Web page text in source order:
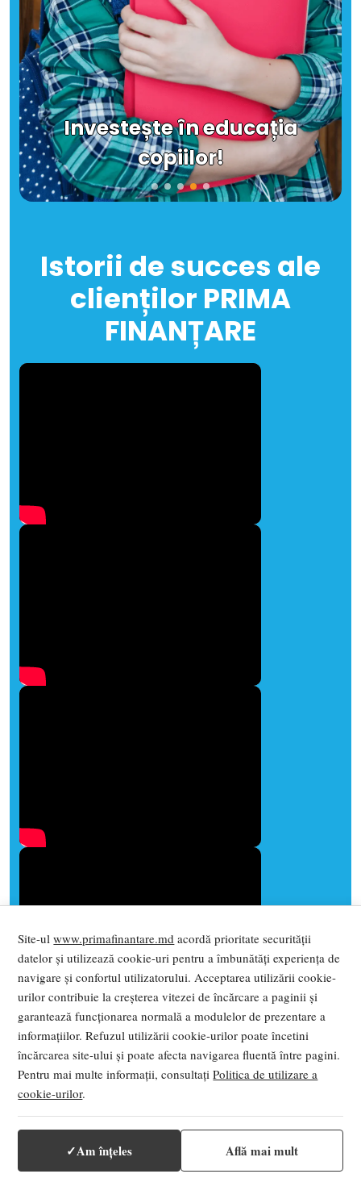
Investește în educația
copiilor!
Istorii de succes ale
clienților PRIMA
FINANȚARE
© 2026 PRIMA FINANȚARE. Toate drepturile
rezervate
Termeni și condiții
Politica de Confidentialitate
Site-ulwww.primafinantare.md acordă prioritate securității
datelor și utilizează cookie-uri pentru a îmbunătăți experiența de
navigare și confortul utilizatorului. Acceptarea utilizării cookie-
urilor contribuie la creșterea vitezei de încărcare a paginii și
garantează funcționarea normală a modulelor de prezentare a
informațiilor. Refuzul utilizării cookie-urilor poate încetini
încărcarea site-ului și poate afecta navigarea fluentă între pagini.
Pentru mai multe informații, consultațiPolitica de utilizare a
cookie-urilor.
✓Am înțeles Află mai mult